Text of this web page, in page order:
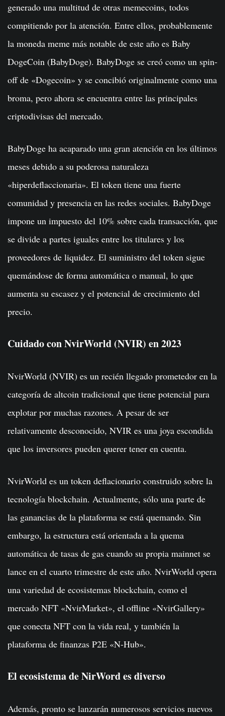
generado una multitud de otras memecoins, todos
compitiendo por la atención. Entre ellos, probablemente
la moneda meme más notable de este año es Baby
DogeCoin (BabyDoge). BabyDoge se creó como un spin-
off de «Dogecoin» y se concibió originalmente como una
broma, pero ahora se encuentra entre las principales
criptodivisas del mercado.
BabyDoge ha acaparado una gran atención en los últimos
meses debido a su poderosa naturaleza
«hiperdeflaccionaria». El token tiene una fuerte
comunidad y presencia en las redes sociales. BabyDoge
impone un impuesto del 10% sobre cada transacción, que
se divide a partes iguales entre los titulares y los
proveedores de liquidez. El suministro del token sigue
quemándose de forma automática o manual, lo que
aumenta su escasez y el potencial de crecimiento del
precio.
Cuidado con NvirWorld (NVIR) en 2023
NvirWorld (NVIR) es un recién llegado prometedor en la
categoría de altcoin tradicional que tiene potencial para
explotar por muchas razones. A pesar de ser
relativamente desconocido, NVIR es una joya escondida
que los inversores pueden querer tener en cuenta.
NvirWorld es un token deflacionario construido sobre la
tecnología blockchain. Actualmente, sólo una parte de
las ganancias de la plataforma se está quemando. Sin
embargo, la estructura está orientada a la quema
automática de tasas de gas cuando su propia mainnet se
lance en el cuarto trimestre de este año. NvirWorld opera
una variedad de ecosistemas blockchain, como el
mercado NFT «NvirMarket», el offline «NvirGallery»
que conecta NFT con la vida real, y también la
plataforma de finanzas P2E «N-Hub».
El ecosistema de NirWord es diverso
Además, pronto se lanzarán numerosos servicios nuevos